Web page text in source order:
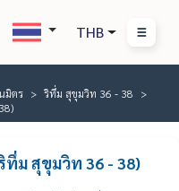
THB
มิตร
ริทึ่ม สุขุมวิท 36 - 38
ทึ่ม สุขุมวิท 36 - 38)